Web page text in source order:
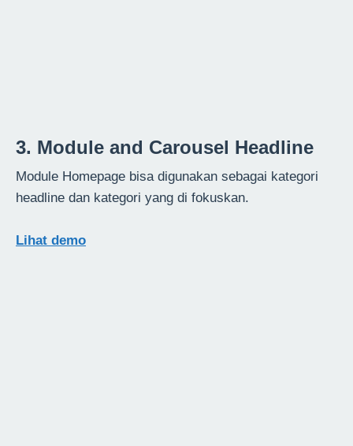
3. Module and Carousel Headline
Module Homepage bisa digunakan sebagai kategori
headline dan kategori yang di fokuskan.
Lihat demo